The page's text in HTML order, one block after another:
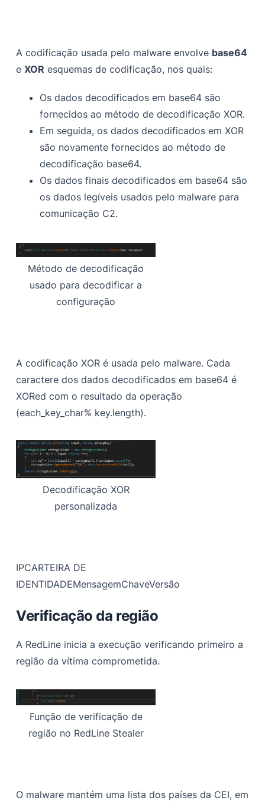
A codificação usada pelo malware envolve base64
eXOR esquemas de codificação, nos quais:
Os dados decodificados em base64 são
fornecidos ao método de decodificação XOR.
Em seguida, os dados decodificados em XOR
são novamente fornecidos ao método de
decodificação base64.
Os dados finais decodificados em base64 são
os dados legíveis usados pelo malware para
comunicação C2.
Método de decodificação
usado para decodificar a
configuração
A codificação XOR é usada pelo malware. Cada
caractere dos dados decodificados em base64 é
XORed com o resultado da operação
(each_key_char% key.length).
Decodificação XOR
personalizada
IPCARTEIRA DE
IDENTIDADEMensagemChaveVersão
Verificação da região
A RedLine inicia a execução verificando primeiro a
região da vítima comprometida.
Função de verificação de
região no RedLine Stealer
O malware mantém uma lista dos países da CEI, em